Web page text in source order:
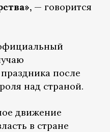
— говорится
после
над страной.
движение
в стране